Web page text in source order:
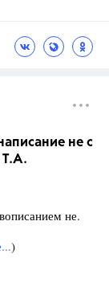
не с
Т.А.
не.
)